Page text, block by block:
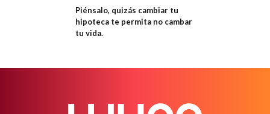
Piénsalo, quizás cambiar tu
hipoteca te permita no cambar
tu vida.